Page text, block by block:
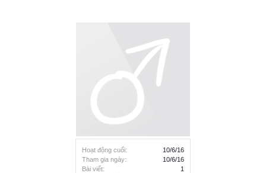
Hoạt động cuối:
10/6/16
Tham gia ngày:
10/6/16
Bài viết:
1